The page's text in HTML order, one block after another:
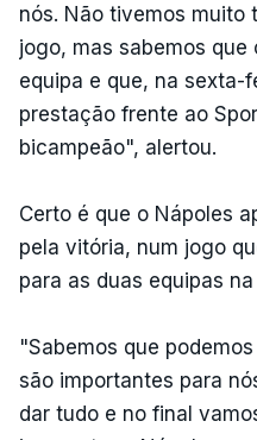
nós. Não tivemos muito
jogo, mas sabemos que
equipa e que, na sexta-
prestação frente ao
bicampeão", alertou.
Certo é que o Nápoles
pela vitória, num jogo
para as duas equipas
"Sabemos que
são importantes para
dar tudo e no final